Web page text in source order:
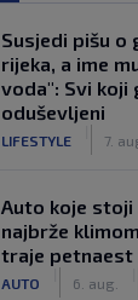
Susjedi pišu o
rijeka, a ime
voda": Svi koji
oduševljeni
LIFESTYLE 7.
Auto koje stoji
najbrže
traje petnaest
AUTO 6. aug.